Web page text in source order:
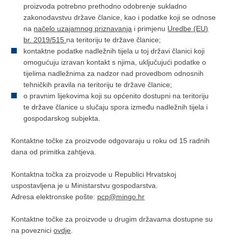
proizvoda potrebno prethodno odobrenje sukladno
zakonodavstvu države članice, kao i podatke koji se odnose
na načelo uzajamnog priznavanja i primjenu Uredbe (EU)
br. 2019/515 na teritoriju te države članice;
kontaktne podatke nadležnih tijela u toj državi članici koji
omogućuju izravan kontakt s njima, uključujući podatke o
tijelima nadležnima za nadzor nad provedbom odnosnih
tehničkih pravila na teritoriju te države članice;
o pravnim lijekovima koji su općenito dostupni na teritoriju
te države članice u slučaju spora između nadležnih tijela i
gospodarskog subjekta.
Kontaktne točke za proizvode odgovaraju u roku od 15 radnih
dana od primitka zahtjeva.
Kontaktna točka za proizvode u Republici Hrvatskoj
uspostavljena je u Ministarstvu gospodarstva.
Adresa elektronske pošte: pcp@mingo.hr
Kontaktne točke za proizvode u drugim državama dostupne su
na povezniciovdje